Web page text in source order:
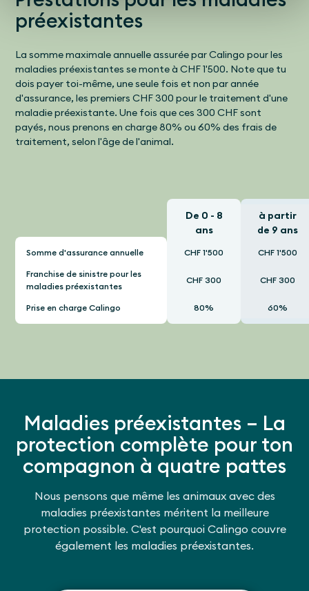
préexistantes
La somme maximale annuelle assurée par Calingo pour les
maladies préexistantes se monte à CHF 1'500. Note que tu
dois payer toi-même, une seule fois et non par année
d'assurance, les premiers CHF 300 pour le traitement d'une
maladie préexistante. Une fois que ces 300 CHF sont
payés, nous prenons en charge 80% ou 60% des frais de
traitement, selon l'âge de l'animal.
De 0 - 8
ans
à partir
de 9 ans
Somme d'assurance annuelle CHF 1'500 CHF 1'500
Franchise de sinistre pour les
maladies préexistantes
CHF 300 CHF 300
Prise en charge Calingo 80% 60%
Maladies préexistantes – La
protection complète pour ton
compagnon à quatre pattes
Nous pensons que même les animaux avec des
maladies préexistantes méritent la meilleure
protection possible. C'est pourquoi Calingo couvre
également les maladies préexistantes.